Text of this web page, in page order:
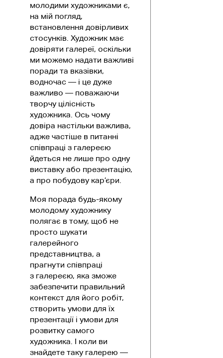
молодими художниками є,
на мій погляд,
встановлення довірливих
стосунків. Художник має
довіряти галереї, оскільки
ми можемо надати важливі
поради та вказівки,
водночас — і це дуже
важливо — поважаючи
творчу цілісність
художника. Ось чому
довіра настільки важлива,
адже частіше в питанні
співпраці з галереєю
йдеться не лише про одну
виставку або презентацію,
а про побудову кар’єри.
Моя порада будь-якому
молодому художнику
полягає в тому, щоб не
просто шукати
галерейного
представництва, а
прагнути співпраці
з галереєю, яка зможе
забезпечити правильний
контекст для його робіт,
створить умови для їх
презентації і умови для
розвитку самого
художника. І коли ви
знайдете таку галерею —